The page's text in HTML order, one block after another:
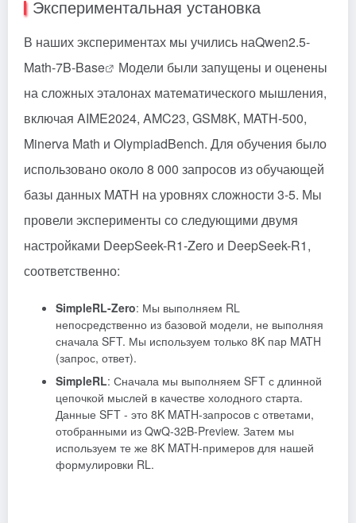
Экспериментальная установка
В наших экспериментах мы учились наQwen2.5-
Math-7B-Base
Модели были запущены и оценены
на сложных эталонах математического мышления,
включая AIME2024, AMC23, GSM8K, MATH-500,
Minerva Math и OlympiadBench. Для обучения было
использовано около 8 000 запросов из обучающей
базы данных MATH на уровнях сложности 3-5. Мы
провели эксперименты со следующими двумя
настройками DeepSeek-R1-Zero и DeepSeek-R1,
соответственно:
SimpleRL-Zero: Мы выполняем RL
непосредственно из базовой модели, не выполняя
сначала SFT. Мы используем только 8K пар MATH
(запрос, ответ).
SimpleRL: Сначала мы выполняем SFT с длинной
цепочкой мыслей в качестве холодного старта.
Данные SFT - это 8K MATH-запросов с ответами,
отобранными из QwQ-32B-Preview. Затем мы
используем те же 8K MATH-примеров для нашей
формулировки RL.